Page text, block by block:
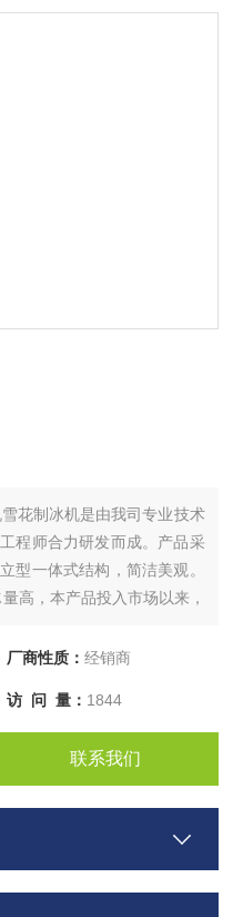
花制冰机是由我司专业技术
程师合力研发而成。产品采
型一体式结构，简洁美观。
高，本产品投入市场以来，
厂商性质： 经销商
访 问 量： 1844
联系我们